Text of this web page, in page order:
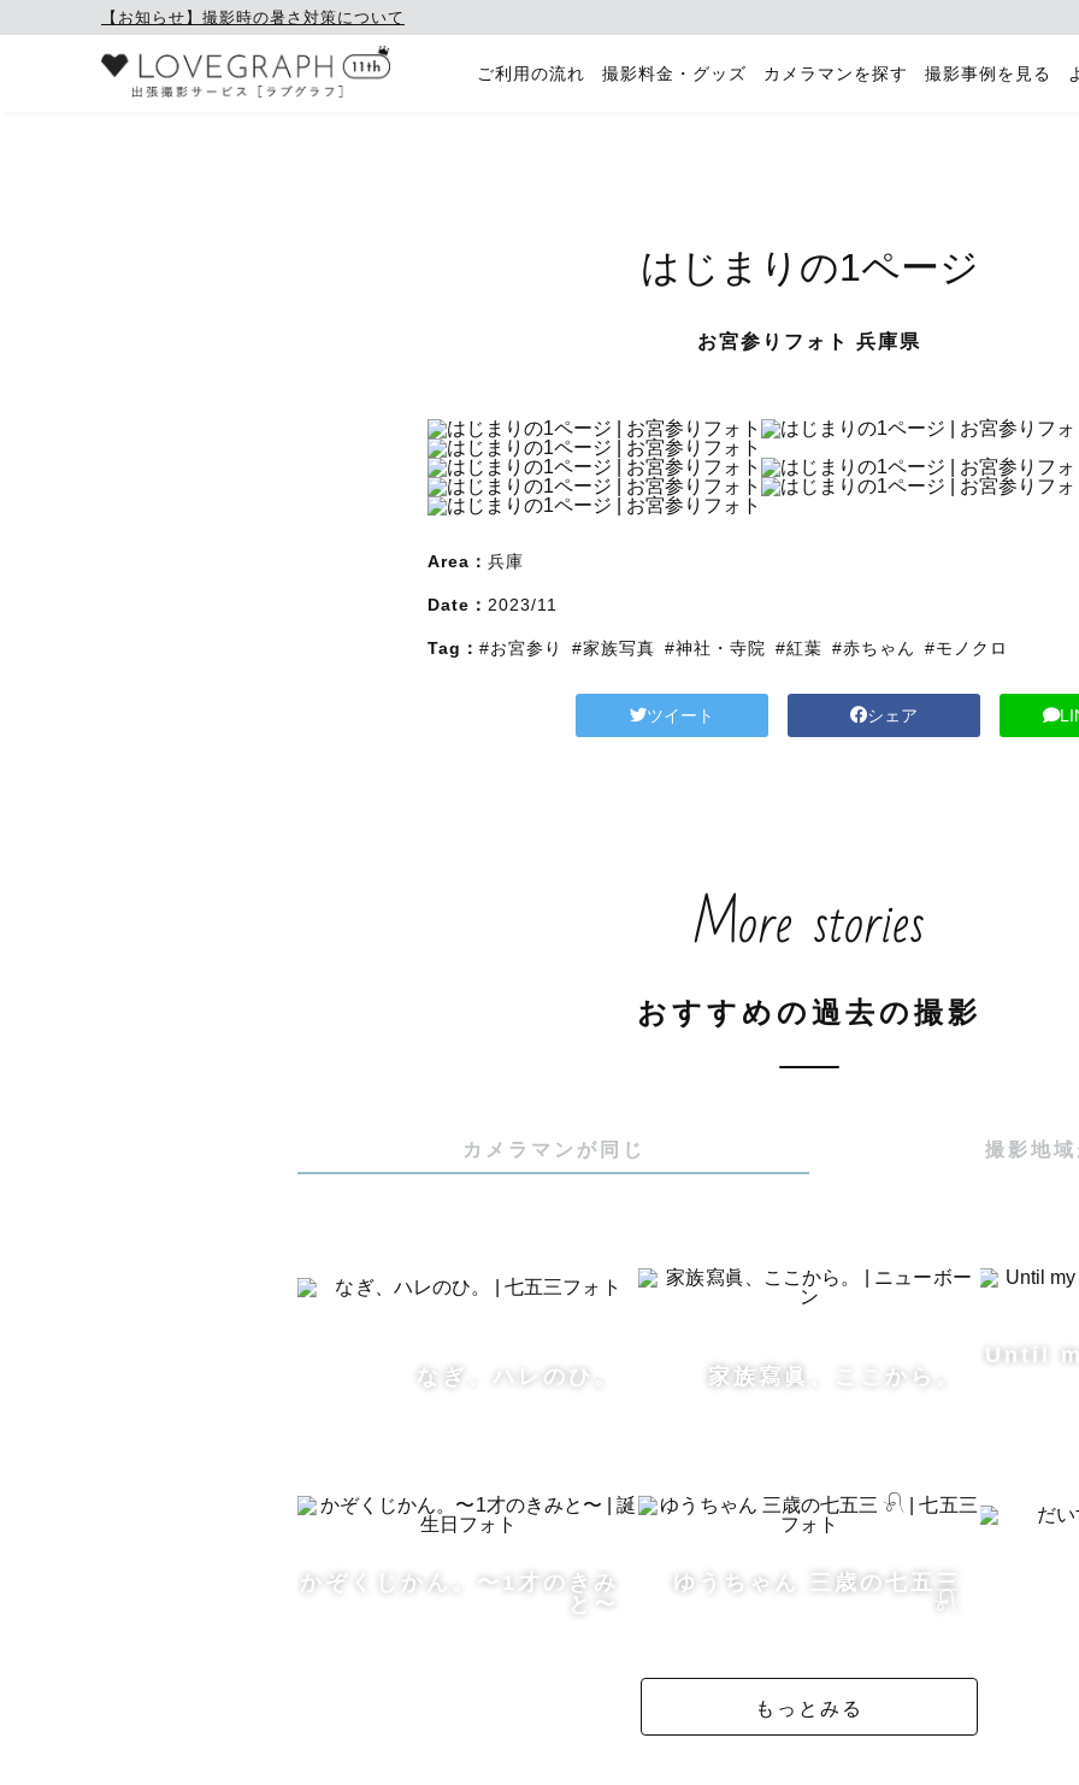
【お知らせ】撮影時の暑さ対策について
ご利用の流れ 撮影料金・グッズ カメラマンを探す 撮影事例を見る
はじまりの1ページ
お宮参りフォト 兵庫県
Area： 兵庫
Date： 2023/11
Tag： #お宮参り #家族写真 #神社・寺院 #紅葉 #赤ちゃん #モノクロ
ツイート シェア
More stories
おすすめの過去の撮影
カメラマンが同じ 撮影地域
なぎ、ハレのひ。 家族寫眞、ここから。
Until
かぞくじかん。〜1才のきみ
と〜
ゆうちゃん 三歳の七五三
𓍯
もっとみる